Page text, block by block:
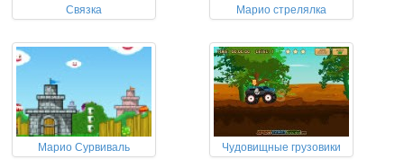
Связка Марио стрелялка
Марио Сурвиваль Чудовищные грузовики